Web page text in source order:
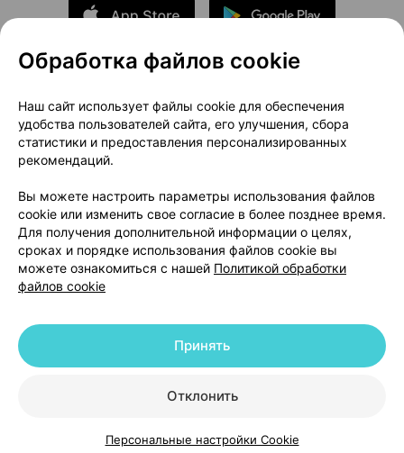
КаталогКорзинаИзбранноеПрофиль
О проекте
Новости проекта
Размещение рекламы
Медицинский маркетинг
Публичный договор
Доставка
Способы оплаты
Вакансии
Партнеры
Написать руководителю 103.by
Написать в поддержку
Персональные настройки Cookie
© 2026 ООО «Артокс Лаб», УНП 191700409 | 220012, Республика Беларусь,
+375 291212755
Обработка файлов cookie
Наш сайт использует файлы cookie для обеспечения
удобства пользователей сайта, его улучшения, сбора
статистики и предоставления персонализированных
рекомендаций.
Вы можете настроить параметры использования файлов
cookie или изменить свое согласие в более позднее время.
Для получения дополнительной информации о целях,
сроках и порядке использования файлов cookie вы
можете ознакомиться с нашей Политикой обработки
файлов cookie
Отклонить
Принять
Персональные настройки Cookie